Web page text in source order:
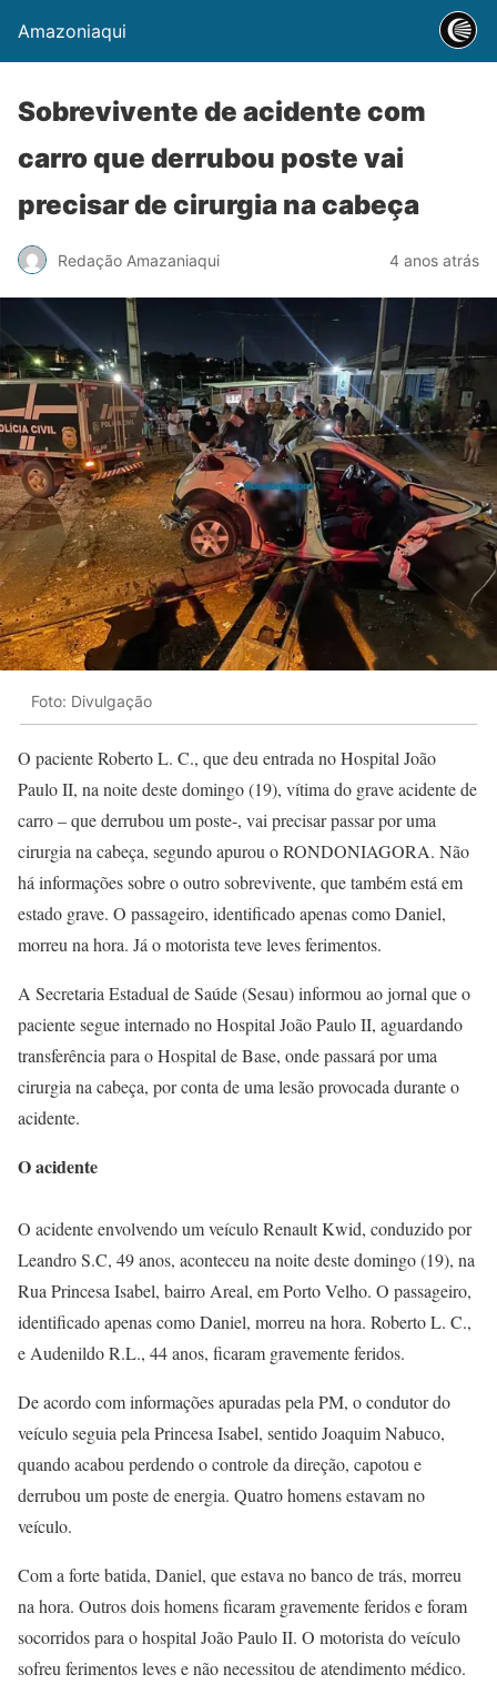
Amazoniaqui
Sobrevivente de acidente com
carro que derrubou poste vai
precisar de cirurgia na cabeça
Redação Amazaniaqui 4 anos atrás
Foto: Divulgação
O paciente Roberto L. C., que deu entrada no Hospital João
Paulo II, na noite deste domingo (19), vítima do grave acidente de
carro – que derrubou um poste-, vai precisar passar por uma
cirurgia na cabeça, segundo apurou o RONDONIAGORA. Não
há informações sobre o outro sobrevivente, que também está em
estado grave. O passageiro, identificado apenas como Daniel,
morreu na hora. Já o motorista teve leves ferimentos.
A Secretaria Estadual de Saúde (Sesau) informou ao jornal que o
paciente segue internado no Hospital João Paulo II, aguardando
transferência para o Hospital de Base, onde passará por uma
cirurgia na cabeça, por conta de uma lesão provocada durante o
acidente.
O acidente
O acidente envolvendo um veículo Renault Kwid, conduzido por
Leandro S.C, 49 anos, aconteceu na noite deste domingo (19), na
Rua Princesa Isabel, bairro Areal, em Porto Velho. O passageiro,
identificado apenas como Daniel, morreu na hora. Roberto L. C.,
e Audenildo R.L., 44 anos, ficaram gravemente feridos.
De acordo com informações apuradas pela PM, o condutor do
veículo seguia pela Princesa Isabel, sentido Joaquim Nabuco,
quando acabou perdendo o controle da direção, capotou e
derrubou um poste de energia. Quatro homens estavam no
veículo.
Com a forte batida, Daniel, que estava no banco de trás, morreu
na hora. Outros dois homens ficaram gravemente feridos e foram
socorridos para o hospital João Paulo II. O motorista do veículo
sofreu ferimentos leves e não necessitou de atendimento médico.